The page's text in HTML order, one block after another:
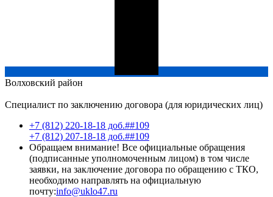
Волховский район
Специалист по заключению договора (для юридических лиц)
+7 (812) 220-18-18 доб.##109
+7 (812) 207-18-18 доб.##109
Обращаем внимание! Все официальные обращения
(подписанные уполномоченным лицом) в том числе
заявки, на заключение договора по обращению с ТКО,
необходимо направлять на официальную
почту:info@uklo47.ru